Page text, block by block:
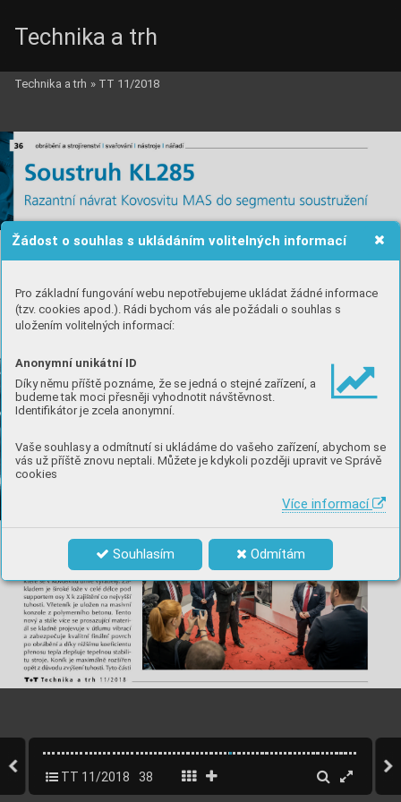
Žádost o souhlas s ukládáním volitelných informací
Pro základní fungování webu nepotřebujeme ukládat žádné informace
(tzv. cookies apod.). Rádi bychom vás ale požádali o souhlas s
uložením volitelných informací:
Anonymní unikátní ID
Díky němu příště poznáme, že se jedná o stejné zařízení, a
budeme tak moci přesněji vyhodnotit návštěvnost.
Identifikátor je zcela anonymní.
Vaše souhlasy a odmítnutí si ukládáme do vašeho zařízení, abychom se
vás už příště znovu neptali. Můžete je kdykoli později upravit ve Správě
cookies
Více informací
Souhlasím Odmítám
Technika a trh
Technika a trh » TT 11/2018
TT 11/2018 38